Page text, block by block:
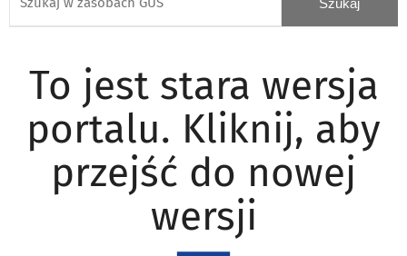
To jest stara wersja
portalu. Kliknij, aby
przejść do nowej
wersji